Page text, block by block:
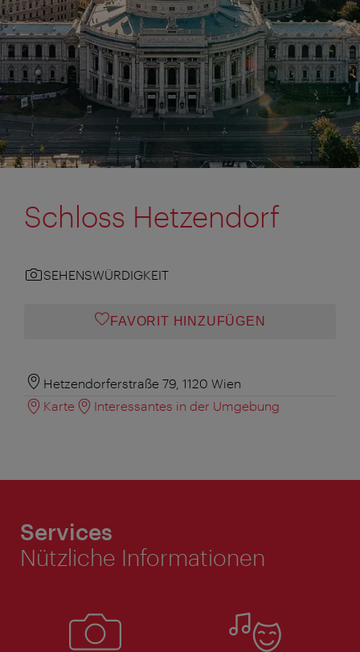
Schloss Hetzendorf
SEHENSWÜRDIGKEIT
FAVORIT HINZUFÜGEN
Hetzendorferstraße 79, 1120 Wien
Karte
Interessantes in der Umgebung
Services
Nützliche Informationen